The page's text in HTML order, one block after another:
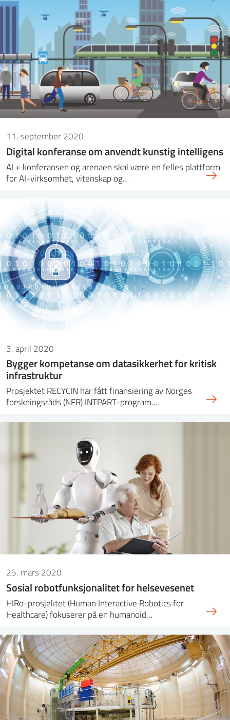
11. september 2020
Digital konferanse om anvendt kunstig intelligens
AI + konferansen og arenaen skal være en felles plattform
for AI-virksomhet, vitenskap og…
3. april 2020
Bygger kompetanse om datasikkerhet for kritisk
infrastruktur
Prosjektet RECYCIN har fått finansiering av Norges
forskningsråds (NFR) INTPART-program.…
25. mars 2020
Sosial robotfunksjonalitet for helsevesenet
HIRo-prosjektet (Human Interactive Robotics for
Healthcare) fokuserer på en humanoid…